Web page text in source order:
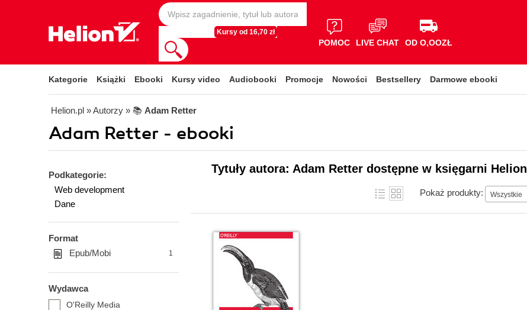
Kursy od 16,70 zł
POMOC LIVE CHAT OD O,OOZŁ
Kategorie Książki Ebooki Kursy video Audiobooki Promocje Nowości Bestsellery Darmowe ebooki
Helion.pl » Autorzy » 📚 Adam Retter
Adam Retter - ebooki
Podkategorie:
Web development
Dane
Format
Epub/Mobi
1
Wydawca
O'Reilly Media
Tytuły autora: Adam Retter dostępne w księgarni Helion
Pokaż produkty: Wszystkie